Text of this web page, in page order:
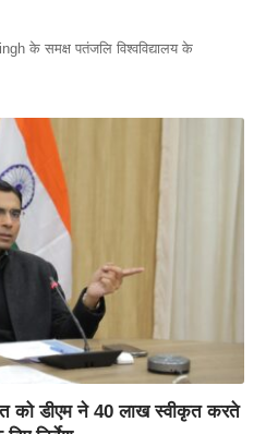
के समक्ष पतंजलि विश्वविद्यालय के
को डीएम ने 40 लाख स्वीकृत करते